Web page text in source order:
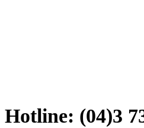
Hotline: (04)3